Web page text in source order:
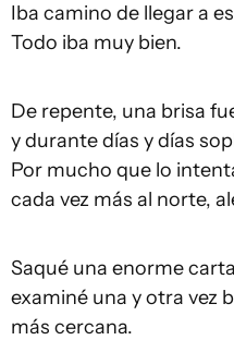
Iba camino de llegar a
Todo iba muy bien.
De repente, una brisa
y durante días y días
Por mucho que lo
cada vez más al norte,
Saqué una enorme
examiné una y otra vez
más cercana.